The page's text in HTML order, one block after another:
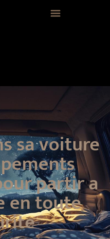
sa voiture
partir a
en toute